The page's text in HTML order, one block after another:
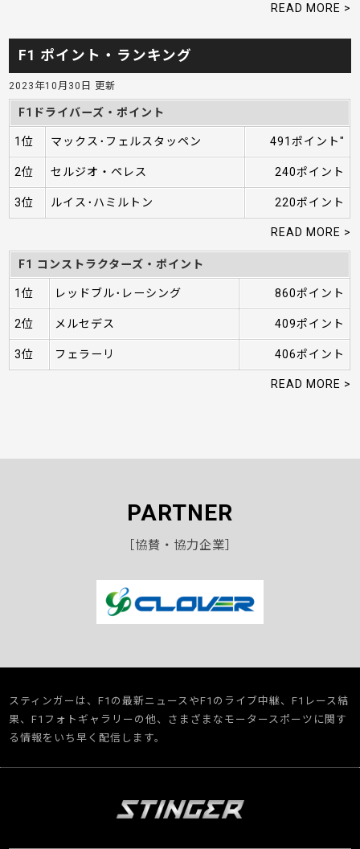
READ MORE >
F1 ポイント・ランキング
2023年10月30日 更新
F1ドライバーズ・ポイント
1位 マックス･フェルスタッペン 491ポイント"
2位 セルジオ・ペレス 240ポイント
3位 ルイス･ハミルトン 220ポイント
READ MORE >
F1 コンストラクターズ・ポイント
1位 レッドブル･レーシング 860ポイント
2位 メルセデス 409ポイント
3位 フェラーリ 406ポイント
READ MORE >
PARTNER
［協賛・協力企業］
スティンガーは、F1の最新ニュースやF1のライブ中継、F1レース結
果、F1フォトギャラリーの他、さまざまなモータースポーツに関す
る情報をいち早く配信します。